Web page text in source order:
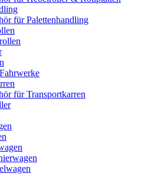
für Palettenhandling
für Transportkarren